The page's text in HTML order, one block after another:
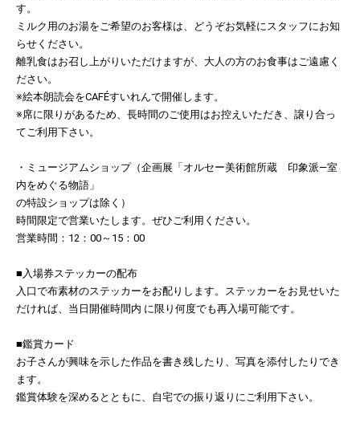
す。
ミルク用のお湯をご希望のお客様は、どうぞお気軽にスタッフにお知
らせください。
離乳食はお召し上がりいただけますが、大人の方のお食事はご遠慮く
ださい。
※絵本朗読会をCAFÉすいれんで開催します。
※席に限りがあるため、長時間のご使用はお控えいただき、譲り合っ
てご利用下さい。
・ミュージアムショップ（企画展「オルセー美術館所蔵 印象派―室
内をめぐる物語」
の特設ショップは除く）
時間限定で営業いたします。ぜひご利用ください。
営業時間：12：00～15：00
■入場券ステッカーの配布
入口で布素材のステッカーをお配りします。ステッカーをお見せいた
だければ、当日開催時間内 に限り何度でも再入場可能です。
■鑑賞カード
お子さんが興味を示した作品を書き残したり、写真を添付したりでき
ます。
鑑賞体験を深めるとともに、自宅での振り返りにご利用下さい。